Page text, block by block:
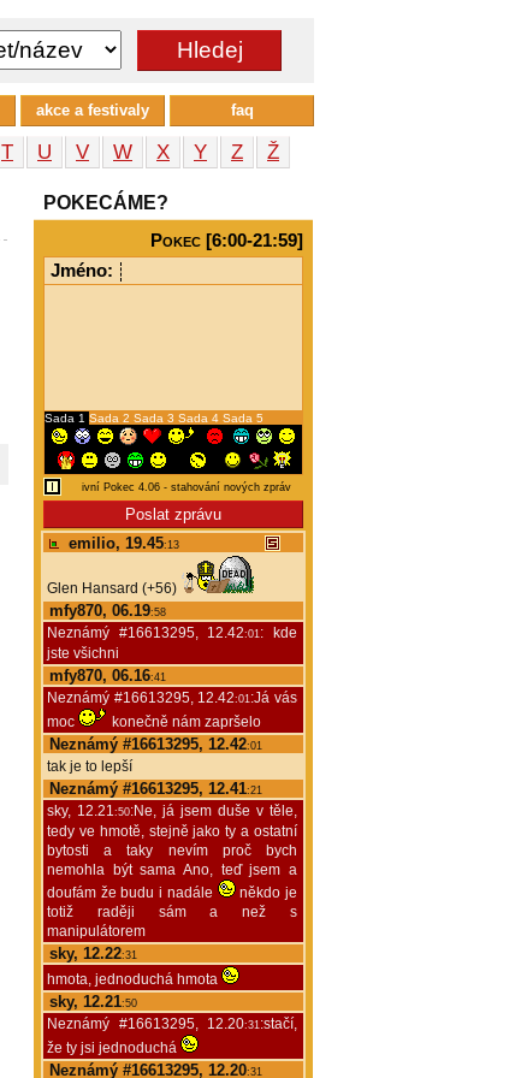
T U V W X Y Z
Ž
POKECÁME?
Pokec [6:00-21:59]
Jméno:
Sada 1 Sada 2 Sada 3 Sada 4 Sada 5
emilio, 19.45:13
Glen Hansard (+56)
mfy870, 06.19:58
Neznámý #16613295, 12.42:01: kde
jste všichni
mfy870, 06.16:41
Neznámý #16613295, 12.42:01:Já vás
moc
konečně nám zapršelo
Neznámý #16613295, 12.42:01
tak je to lepší
Neznámý #16613295, 12.41:21
sky, 12.21:50:Ne, já jsem duše v těle,
tedy ve hmotě, stejně jako ty a ostatní
bytosti a taky nevím proč bych
nemohla být sama Ano, teď jsem a
doufám že budu i nadále
někdo je
totiž raději sám a než s
manipulátorem
sky, 12.22:31
hmota, jednoduchá hmota
sky, 12.21:50
Neznámý #16613295, 12.20:31:stačí,
že ty jsi jednoduchá
Neznámý #16613295, 12.20:31
akce a festivaly faq